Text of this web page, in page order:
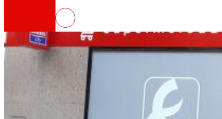
Así somos
Todo nuestro ADN: un viaje por la misión, la
EROSKI inaugura un nuevo